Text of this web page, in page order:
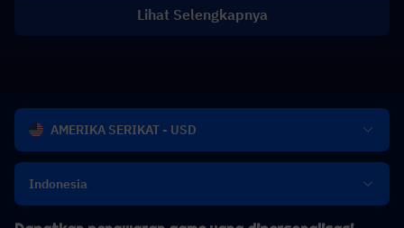
Lihat Selengkapnya
AMERIKA SERIKAT - USD
Indonesia